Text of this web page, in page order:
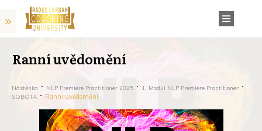
Ranní uvědomění
Nástěnka NLP Premiere Practitioner 2025
1. Modul NLP Premiere Practitioner
SOBOTA
Ranní uvědomění